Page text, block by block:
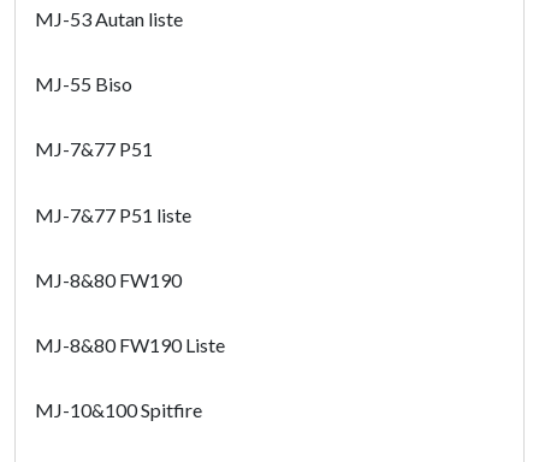
MJ-53 Autan liste
MJ-55 Biso
MJ-7&77 P51
MJ-7&77 P51 liste
MJ-8&80 FW190
MJ-8&80 FW190 Liste
MJ-10&100 Spitfire